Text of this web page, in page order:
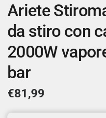
Ariete
da stiro con
2000W
bar
€81,99